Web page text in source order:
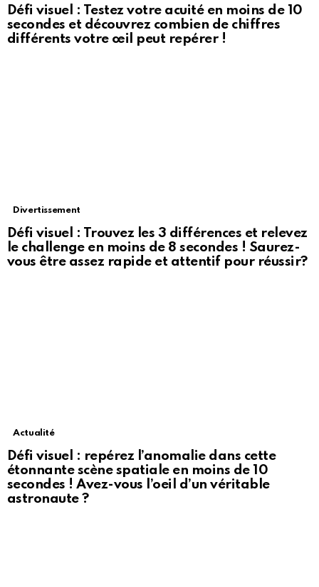
Défi visuel : Testez votre acuité en moins de 10
secondes et découvrez combien de chiffres
différents votre œil peut repérer !
Divertissement
Défi visuel : Trouvez les 3 différences et relevez
le challenge en moins de 8 secondes ! Saurez-
vous être assez rapide et attentif pour réussir?
Actualité
Défi visuel : repérez l’anomalie dans cette
étonnante scène spatiale en moins de 10
secondes ! Avez-vous l’oeil d’un véritable
astronaute ?